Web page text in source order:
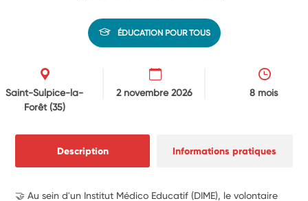
ÉDUCATION POUR TOUS
Saint-Sulpice-la-
Forêt(35)
2 novembre 2026 8 mois
Description Informations pratiques
🤝 Au sein d'un Institut Médico Educatif (DIME), le volontaire